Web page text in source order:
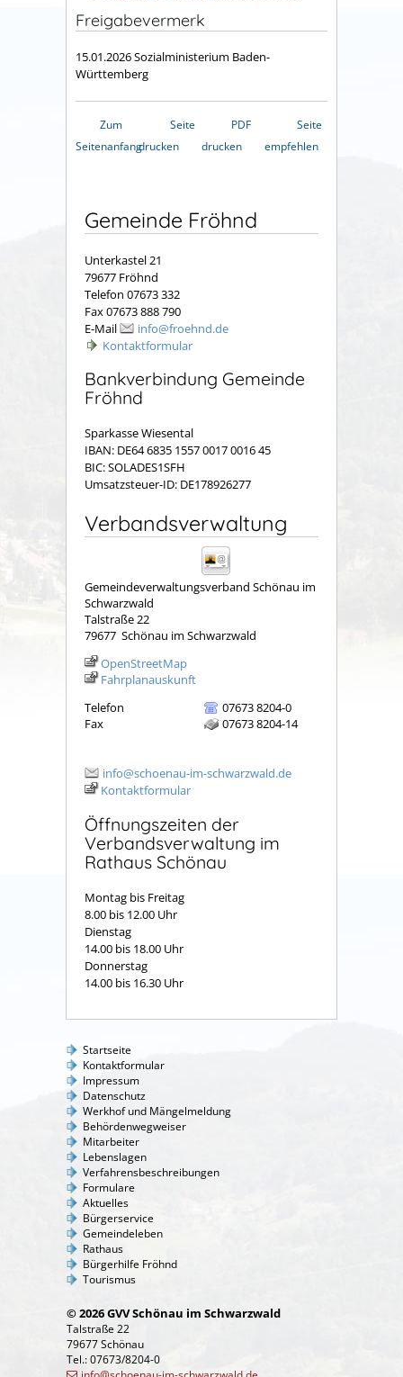
Freigabevermerk
15.01.2026 Sozialministerium Baden-
Württemberg
Zum
Seitenanfang
Seite
drucken
PDF
drucken
Seite
empfehlen
Gemeinde Fröhnd
Unterkastel 21
79677 Fröhnd
Telefon 07673 332
Fax 07673 888 790
E-Mail
info@froehnd.de
Kontaktformular
Bankverbindung Gemeinde
Fröhnd
Sparkasse Wiesental
IBAN: DE64 6835 1557 0017 0016 45
BIC: SOLADES1SFH
Umsatzsteuer-ID: DE178926277
Verbandsverwaltung
Gemeindeverwaltungsverband Schönau im
Schwarzwald
Talstraße 22
79677 Schönau im Schwarzwald
OpenStreetMap
Fahrplanauskunft
Telefon
07673 8204-0
Fax
07673 8204-14
info@schoenau-im-schwarzwald.de
Kontaktformular
Öffnungszeiten der
Verbandsverwaltung im
Rathaus Schönau
Montag bis Freitag
8.00 bis 12.00 Uhr
Dienstag
14.00 bis 18.00 Uhr
Donnerstag
14.00 bis 16.30 Uhr
Startseite
Kontaktformular
Impressum
Datenschutz
Werkhof und Mängelmeldung
Behördenwegweiser
Mitarbeiter
Lebenslagen
Verfahrensbeschreibungen
Formulare
Aktuelles
Bürgerservice
Gemeindeleben
Rathaus
Bürgerhilfe Fröhnd
Tourismus
© 2026 GVV Schönau im Schwarzwald
Talstraße 22
79677 Schönau
Tel.: 07673/8204-0